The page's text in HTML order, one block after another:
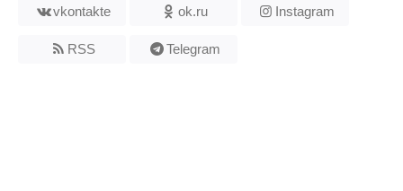
vkontakte ok.ru Instagram
RSS Telegram